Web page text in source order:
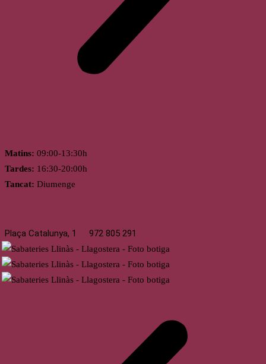
Matins: 09:00-13:30h
Tardes: 16:30-20:00h
Tancat: Diumenge
Plaça Catalunya, 1 972 805 291